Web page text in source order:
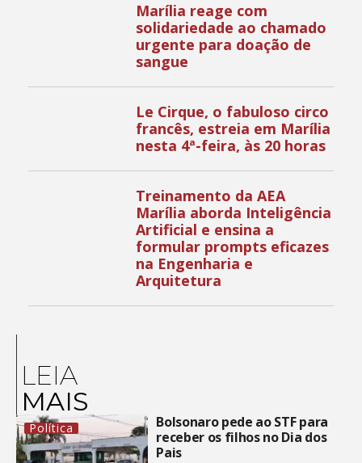
Marília reage com
solidariedade ao chamado
urgente para doação de
sangue
Le Cirque, o fabuloso circo
francês, estreia em Marília
nesta 4ª-feira, às 20 horas
Treinamento da AEA
Marília aborda Inteligência
Artificial e ensina a
formular prompts eficazes
na Engenharia e
Arquitetura
LEIA
MAIS
Política
Bolsonaro pede ao STF para
receber os filhos no Dia dos
Pais